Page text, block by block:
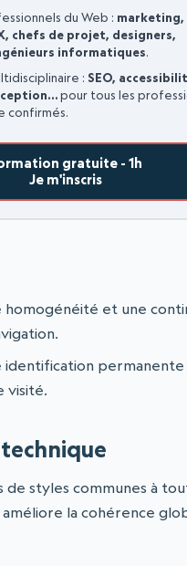
du Web : marketing,
chefs de projet, designers,
informatiques.
: SEO,
pour tous les
confirmés.
gratuite - 1h
Je m'inscris
et une
permanente
visité.
de styles communes à
la cohérence